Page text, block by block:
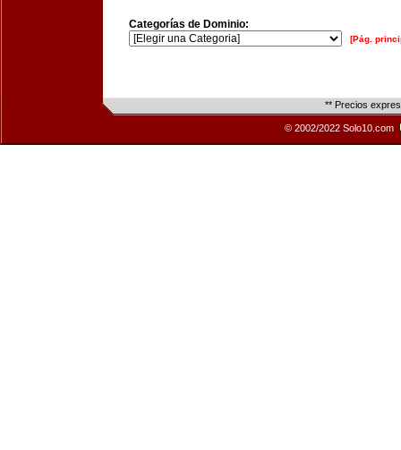
Categorías de Dominio:
[Pág.
** Precios
© 2002/2022 Solo10.com